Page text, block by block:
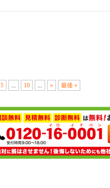
5 ... 10 ... » 最後 »